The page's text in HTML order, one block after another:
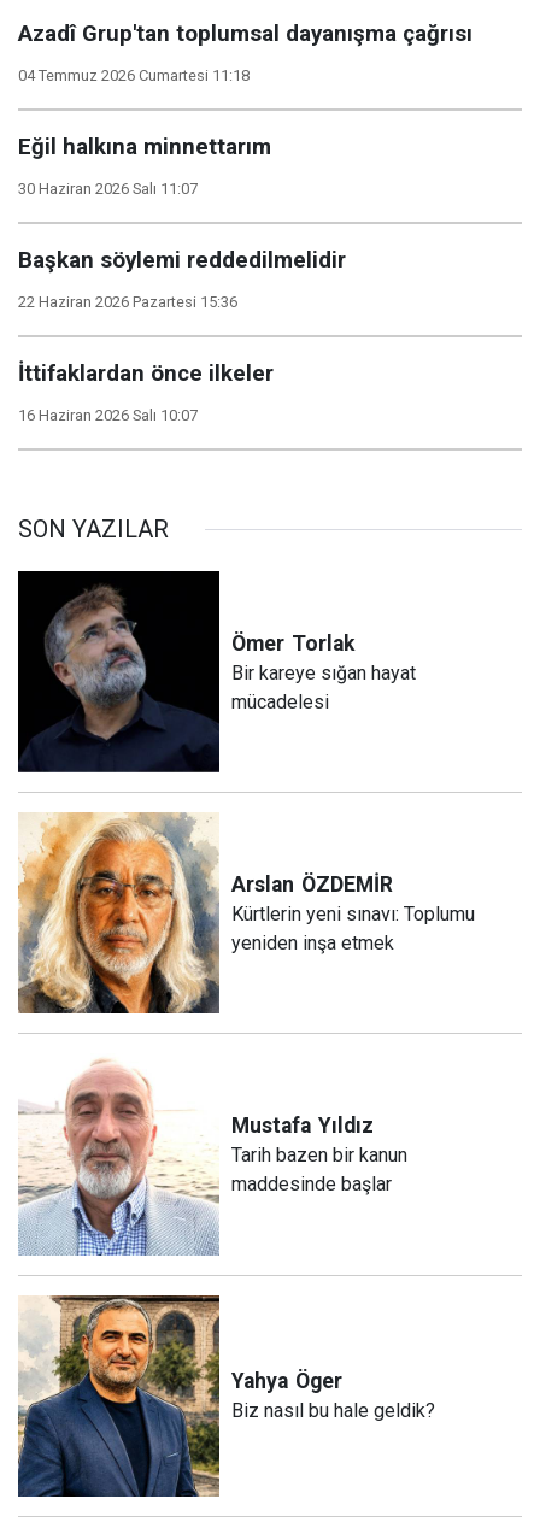
Azadî Grup'tan toplumsal dayanışma çağrısı
04 Temmuz 2026 Cumartesi 11:18
Eğil halkına minnettarım
30 Haziran 2026 Salı 11:07
Başkan söylemi reddedilmelidir
22 Haziran 2026 Pazartesi 15:36
İttifaklardan önce ilkeler
16 Haziran 2026 Salı 10:07
SON YAZILAR
Ömer Torlak
Bir kareye sığan hayat
mücadelesi
Arslan ÖZDEMİR
Kürtlerin yeni sınavı: Toplumu
yeniden inşa etmek
Mustafa Yıldız
Tarih bazen bir kanun
maddesinde başlar
Yahya Öger
Biz nasıl bu hale geldik?